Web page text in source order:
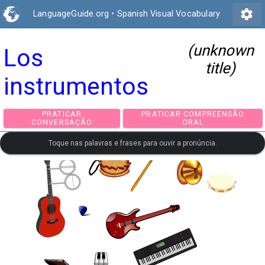
LanguageGuide.org • Spanish Visual Vocabulary settings
Los
instrumentos
(unknown
title)
PRATICAR
CONVERSAÇÃO
PRATICAR
ORAL
Toque nas palavras e frases para ouvir a pronúncia.